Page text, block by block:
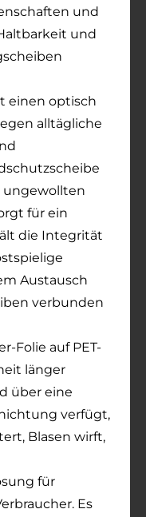
und
und
einen optisch
alltägliche
ungewollten
für ein
die Integrität
Austausch
verbunden
Folie auf PET-
länger
über eine
verfügt,
Blasen wirft,
für
Es